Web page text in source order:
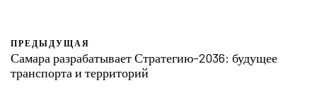
ПРЕДЫДУЩАЯ
Самара разрабатывает Стратегию-2036: будущее
транспорта и территорий